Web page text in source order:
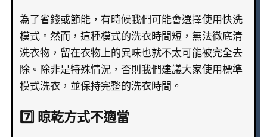
為了省錢或節能，有時候我們可能會選擇使用快洗
模式。然而，這種模式的洗衣時間短，無法徹底清
洗衣物，留在衣物上的異味也就不太可能被完全去
除。除非是特殊情況，否則我們建議大家使用標準
模式洗衣，並保持完整的洗衣時間。
7️⃣ 晾乾方式不適當